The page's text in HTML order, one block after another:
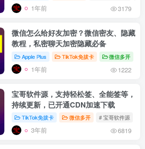
1年前 3179
微信怎么给好友加密？微信密友、隐藏
教程，私密聊天加密隐藏必备
Apple Plus TikTok免拔卡 微信多开
1年前 1222
宝哥软件源，支持轻松签、全能签等，
持续更新，已开通CDN加速下载
TikTok免拔卡 微信多开 # 宝哥软件源
3年前 6819